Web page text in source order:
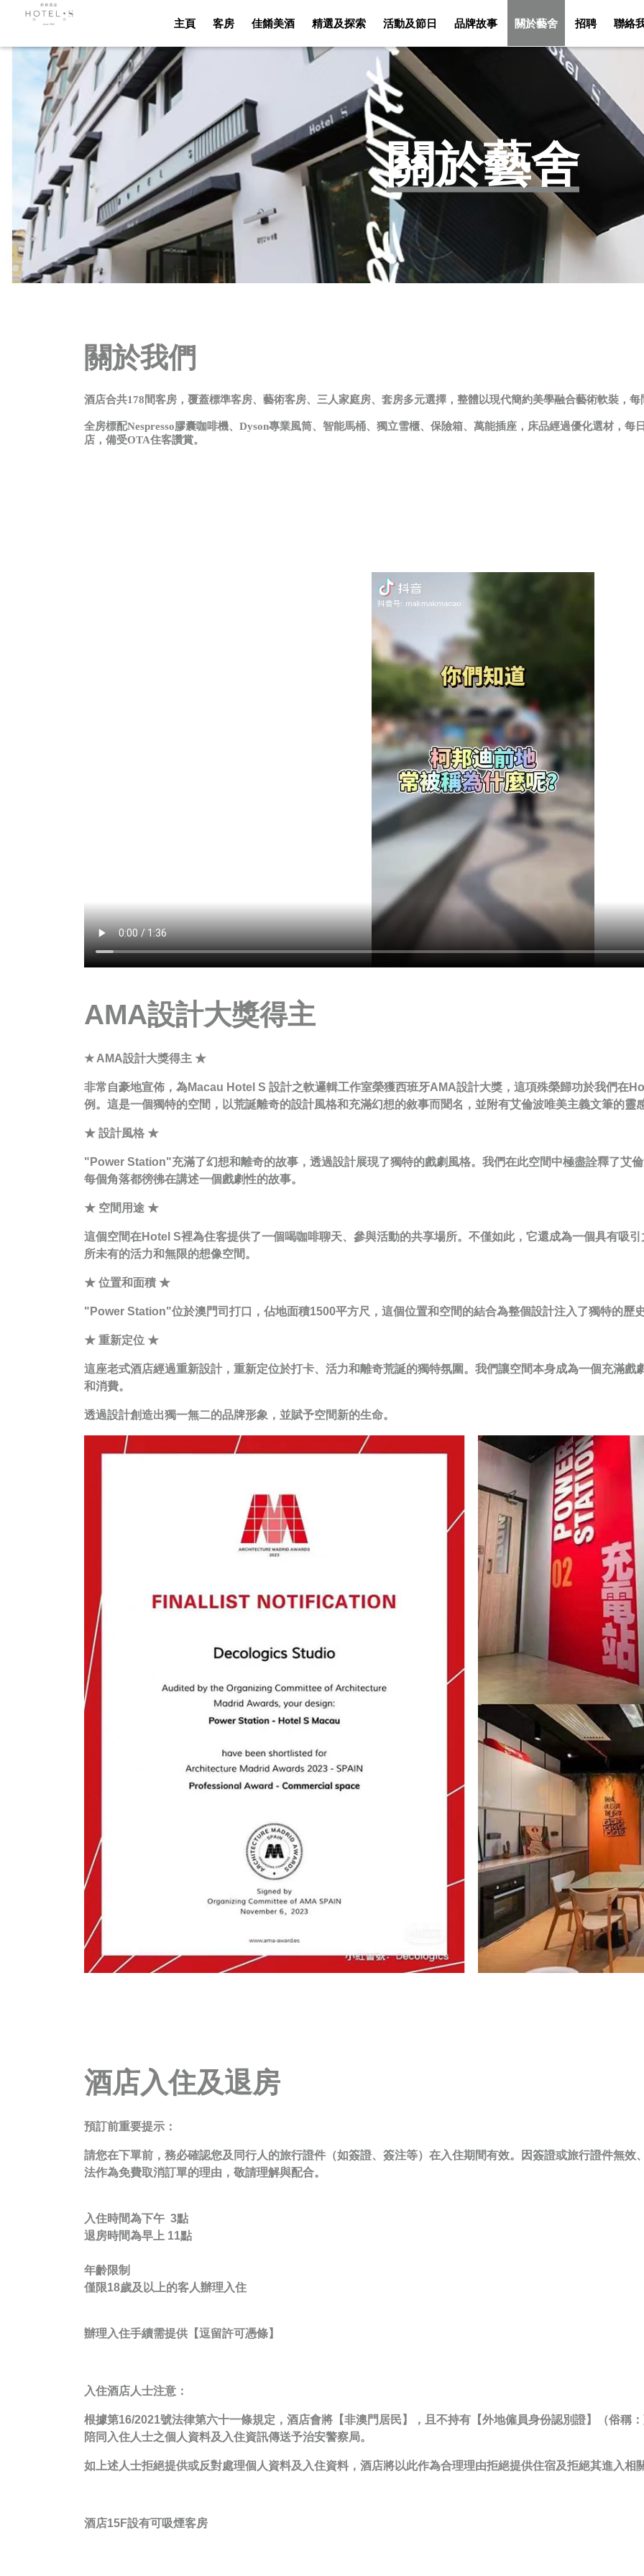
主頁 客房 佳餚美酒 精選及探索 活動及節日 品牌故事 關於藝舍 招聘 聯絡
主頁 客房 佳餚美酒 精選及探索 活動及節日
關於藝舍
關於我們
酒店合共178間客房，覆蓋標準客房、藝術客房、三人家庭房、套房多元選擇，整體以現代簡約美學融合藝術軟裝，
全房標配Nespresso膠囊咖啡機、Dyson專業風筒、智能馬桶、獨立雪櫃、保險箱、萬能插座，床品經過優化選材，
店，備受OTA住客讚賞。
AMA設計大獎得主
★ AMA設計大獎得主 ★
非常自豪地宣佈，為Macau Hotel S 設計之軟邏輯工作室榮獲西班牙AMA設計大獎，這項殊榮歸功於我們在
例。這是一個獨特的空間，以荒誕離奇的設計風格和充滿幻想的敘事而聞名，並附有艾倫波唯美主義文筆的靈
★ 設計風格 ★
"Power Station"充滿了幻想和離奇的故事，透過設計展現了獨特的戲劇風格。我們在此空間中極盡詮釋了艾
每個角落都徬彿在講述一個戲劇性的故事。
★ 空間用途 ★
這個空間在Hotel S裡為住客提供了一個喝咖啡聊天、參與活動的共享場所。不僅如此，它還成為一個具有吸
所未有的活力和無限的想像空間。
★ 位置和面積 ★
"Power Station"位於澳門司打口，佔地面積1500平方尺，這個位置和空間的結合為整個設計注入了獨特的歷
★ 重新定位 ★
這座老式酒店經過重新設計，重新定位於打卡、活力和離奇荒誕的獨特氛圍。我們讓空間本身成為一個充滿戲
和消費。
透過設計創造出獨一無二的品牌形象，並賦予空間新的生命。
酒店入住及退房
預訂前重要提示：
請您在下單前，務必確認您及同行人的旅行證件（如簽證、簽注等）在入住期間有效。因簽證或旅行證件無效
法作為免費取消訂單的理由，敬請理解與配合。
入住時間為下午 3點
退房時間為早上 11點
年齡限制
僅限18歲及以上的客人辦理入住
辦理入住手續需提供【逗留許可憑條】
入住酒店人士注意：
根據第16/2021號法律第六十一條規定，酒店會將【非澳門居民】，且不持有【外地僱員身份認別證】（俗稱
陪同入住人士之個人資料及入住資訊傳送予治安警察局。
如上述人士拒絕提供或反對處理個人資料及入住資料，酒店將以此作為合理理由拒絕提供住宿及拒絕其進入相
酒店15F設有可吸煙客房